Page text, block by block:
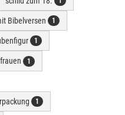
Bibelversen 1
1
1
1